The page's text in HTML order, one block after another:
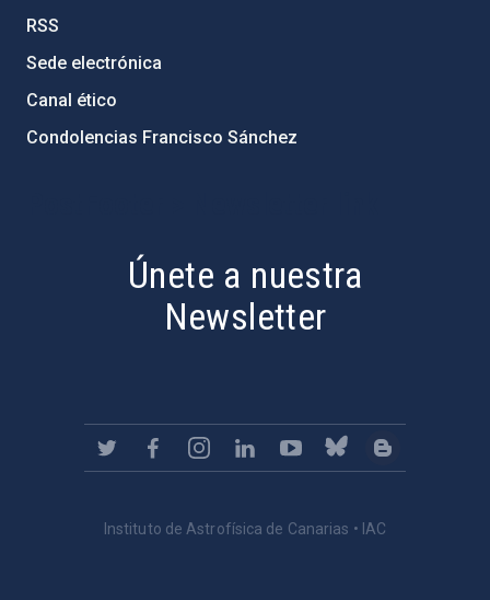
RSS
Sede electrónica
Canal ético
Condolencias Francisco Sánchez
Únete a nuestra
Newsletter
Instituto de Astrofísica de Canarias • IAC